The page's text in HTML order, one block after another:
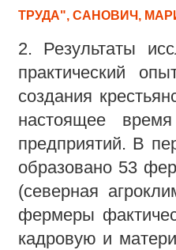
ТРУДА", САНОВИЧ,
2. Результаты
практический
создания
настоящее время
предприятий. В
образовано 53
(северная
фермеры
кадровую и